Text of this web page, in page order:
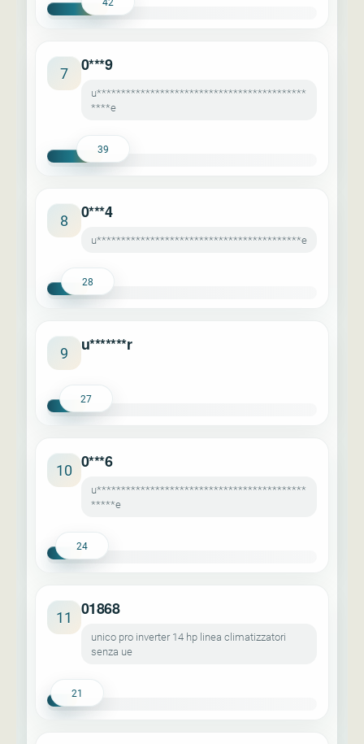
7 0***9
u*******************************************
****e
39
8 0***4
u******************************************e
28
9 u*******r
27
10 0***6
u*******************************************
*****e
24
11 01868
unico pro inverter 14 hp linea climatizzatori
senza ue
21